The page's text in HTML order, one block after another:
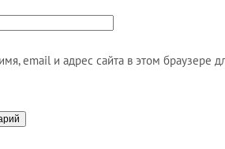
email и адрес сайта в этом браузере